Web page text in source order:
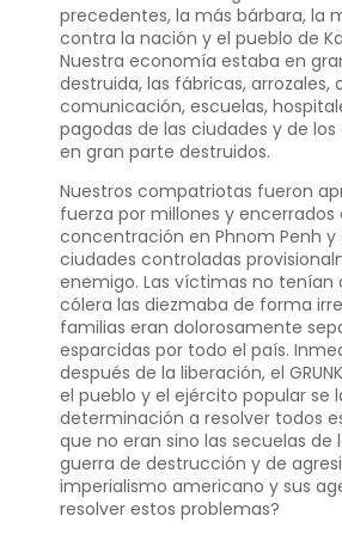
precedentes, la más bárbara, la
contra la nación y el pueblo de
Nuestra economía estaba en
destruida, las fábricas, arrozales,
comunicación, escuelas,
pagodas de las ciudades y de
en gran parte destruidos.
Nuestros compatriotas fueron
fuerza por millones y
concentración en Phnom Penh y
ciudades controladas
enemigo. Las víctimas no tenían
cólera las diezmaba de forma
familias eran dolorosamente
esparcidas por todo el país.
después de la liberación, el
el pueblo y el ejército popular se
determinación a resolver todos
que no eran sino las secuelas de
guerra de destrucción y de
imperialismo americano y sus
resolver estos problemas?